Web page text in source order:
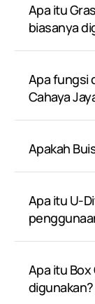
Apa itu
biasanya
Apa fungsi
Cahaya
Apakah
Apa itu U-
Apa itu
digunakan?